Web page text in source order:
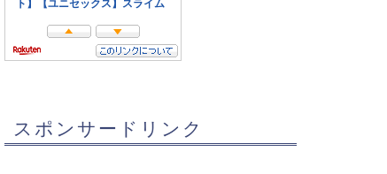
スポンサードリンク